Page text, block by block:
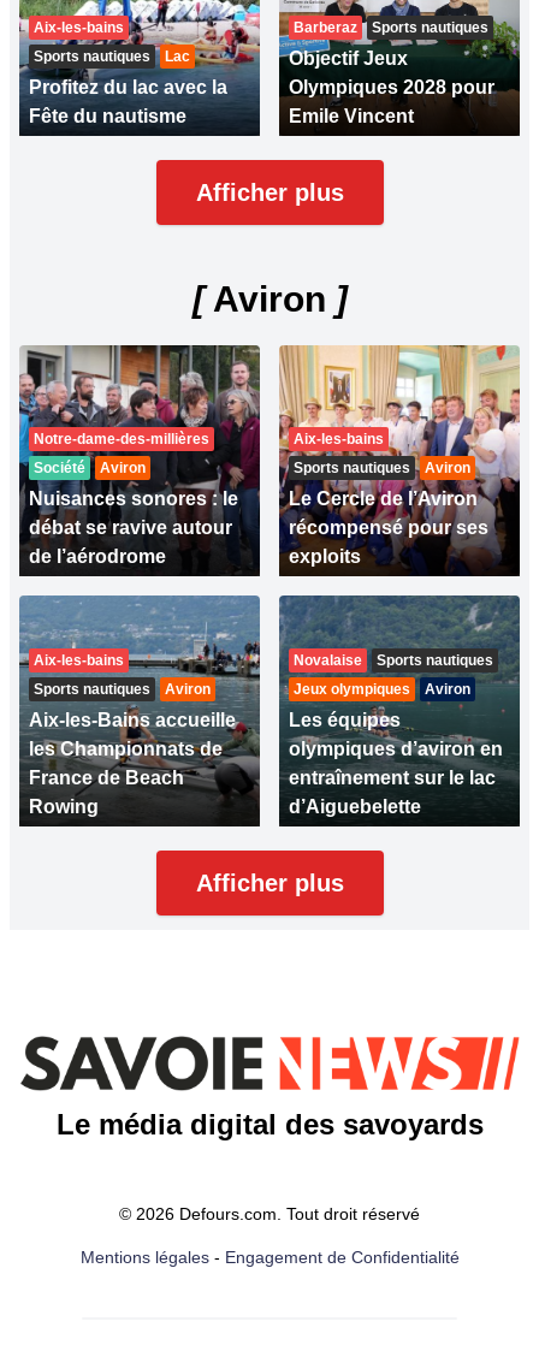
Aix-les-bains
Sports nautiques
Lac
Profitez du lac avec la
Fête du nautisme
Barberaz Sports nautiques
Objectif Jeux
Olympiques 2028 pour
Emile Vincent
Afficher plus
[Aviron ]
Notre-dame-des-millières
Société
Aviron
Nuisances sonores : le
débat se ravive autour
de l’aérodrome
Aix-les-bains
Sports nautiques
Aviron
Le Cercle de l’Aviron
récompensé pour ses
exploits
Aix-les-bains
Sports nautiques
Aviron
Aix-les-Bains accueille
les Championnats de
France de Beach
Rowing
Novalaise
Sports nautiques
Jeux olympiques
Aviron
Les équipes
olympiques d’aviron en
entraînement sur le lac
d’Aiguebelette
Afficher plus
Le média digital des savoyards
© 2026 Defours.com. Tout droit réservé
Mentions légales- Engagement de Confidentialité